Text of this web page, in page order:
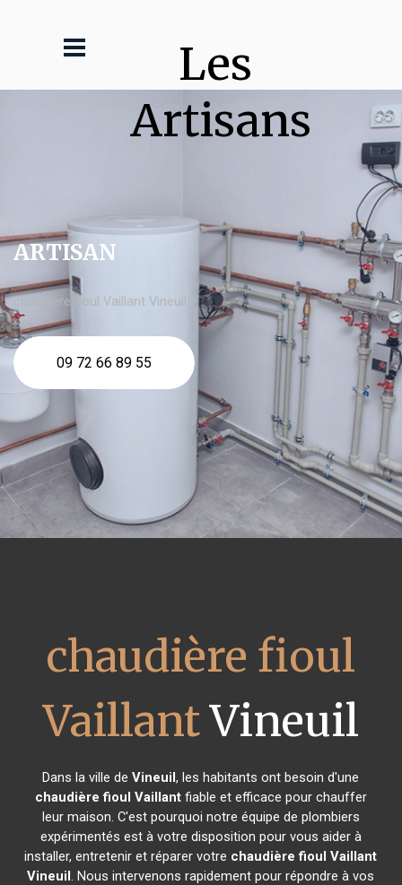
Les
Artisans
ARTISAN
chaudière fioul Vaillant Vineuil
09 72 66 89 55
chaudière fioul
VaillantVineuil
Dans la ville deVineuil, les habitants ont besoin d'une
chaudière fioul Vaillantfiable et efficace pour chauffer
leur maison. C'est pourquoi notre équipe de plombiers
expérimentés est à votre disposition pour vous aider à
installer, entretenir et réparer votre chaudière fioul Vaillant
Vineuil. Nous intervenons rapidement pour répondre à vos